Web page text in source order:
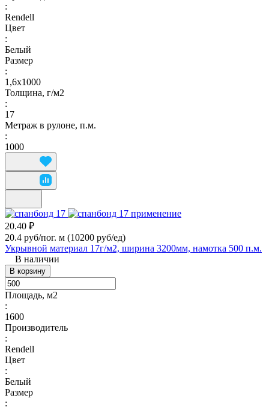
:
Rendell
Цвет
:
Белый
Размер
:
1,6х1000
Толщина, г/м2
:
17
Метраж в рулоне, п.м.
:
1000
20.40 ₽
20.4 руб/пог. м (10200 руб/eд)
Укрывной материал 17г/м2, ширина 3200мм, намотка 500 п.м.
В наличии
В корзину
Площадь, м2
:
1600
Производитель
:
Rendell
Цвет
:
Белый
Размер
: